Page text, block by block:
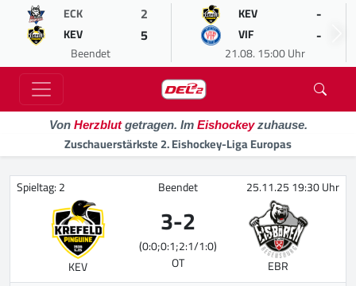
ECK 2
KEV 5
Beendet
KEV -
VIF -
21.08. 15:00 Uhr
Von Herzblutgetragen. Im Eishockeyzuhause.
Zuschauerstärkste 2. Eishockey-Liga Europas
Spieltag: 2 Beendet 25.11.25 19:30 Uhr
KEV
3-2
(0:0;0:1;2:1/1:0)
OT
EBR